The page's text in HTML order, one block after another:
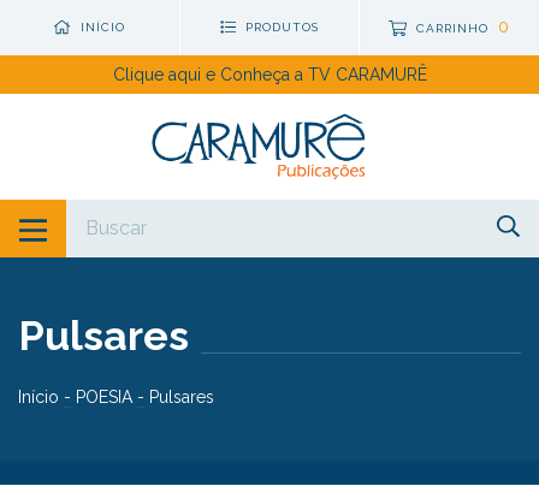
INÍCIO PRODUTOS CARRINHO 0
Clique aqui e Conheça a TV CARAMURÊ
Pulsares
Início - POESIA - Pulsares